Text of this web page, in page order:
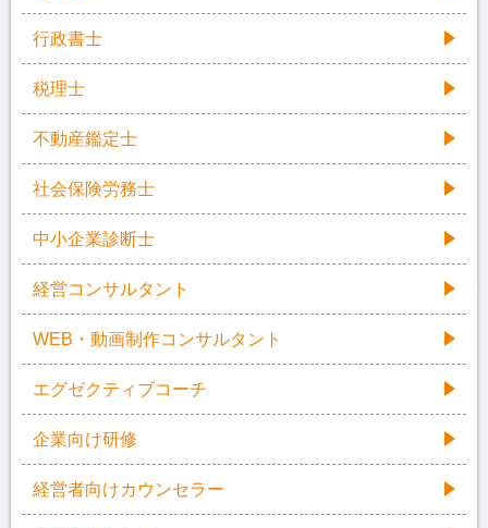
行政書士
税理士
不動産鑑定士
社会保険労務士
中小企業診断士
経営コンサルタント
WEB・動画制作コンサルタント
エグゼクティブコーチ
企業向け研修
経営者向けカウンセラー